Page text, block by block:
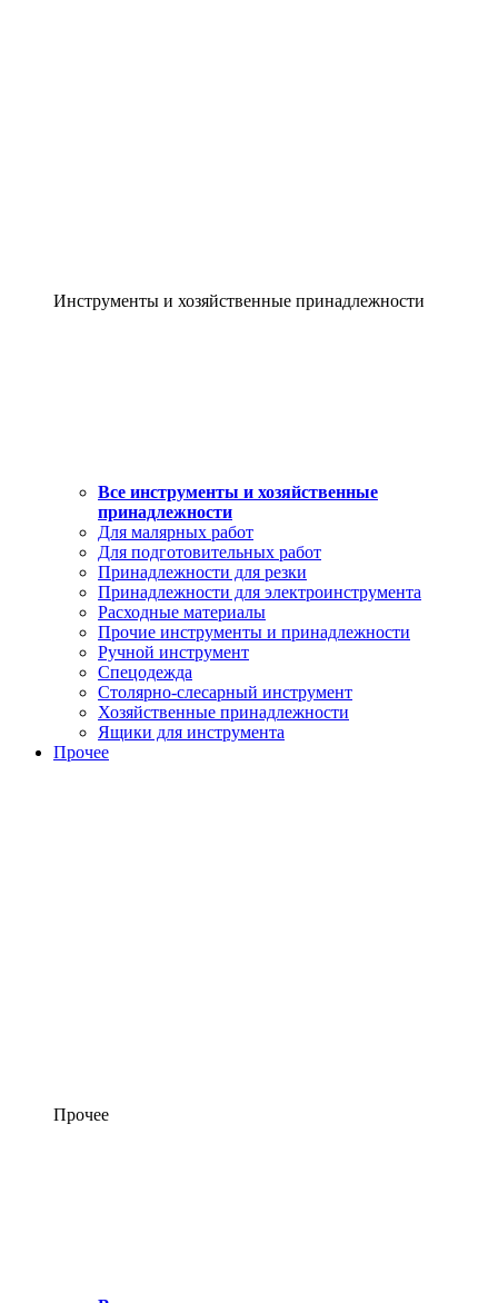
Инструменты и хозяйственные принадлежности
Все инструменты и хозяйственные
принадлежности
Для малярных работ
Для подготовительных работ
Принадлежности для резки
Принадлежности для электроинструмента
Расходные материалы
Прочие инструменты и принадлежности
Ручной инструмент
Спецодежда
Столярно-слесарный инструмент
Хозяйственные принадлежности
Ящики для инструмента
Прочее
Прочее